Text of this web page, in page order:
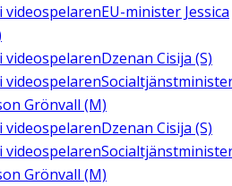
i videospelarenEU-minister Jessica
i videospelarenDzenan Cisija (S)
i videospelaren
Grönvall (M)
i videospelarenDzenan Cisija (S)
i videospelaren
Grönvall (M)